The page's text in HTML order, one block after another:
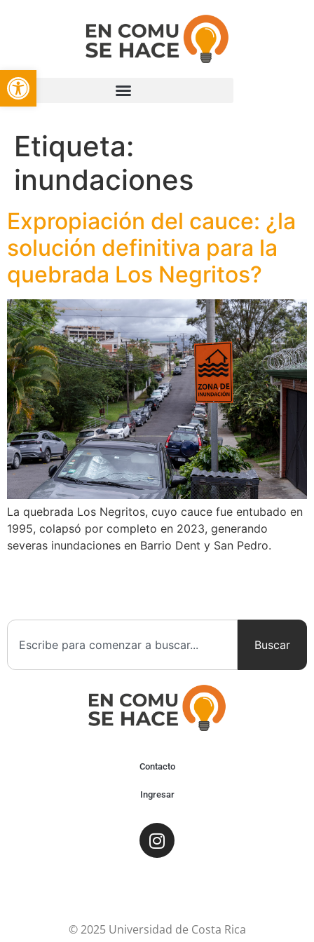
Open toolbar
Etiqueta:
inundaciones
Expropiación del cauce: ¿la
solución definitiva para la
quebrada Los Negritos?
La quebrada Los Negritos, cuyo cauce fue entubado en
1995, colapsó por completo en 2023, generando
severas inundaciones en Barrio Dent y San Pedro.
Buscar
Contacto
Ingresar
© 2025 Universidad de Costa Rica